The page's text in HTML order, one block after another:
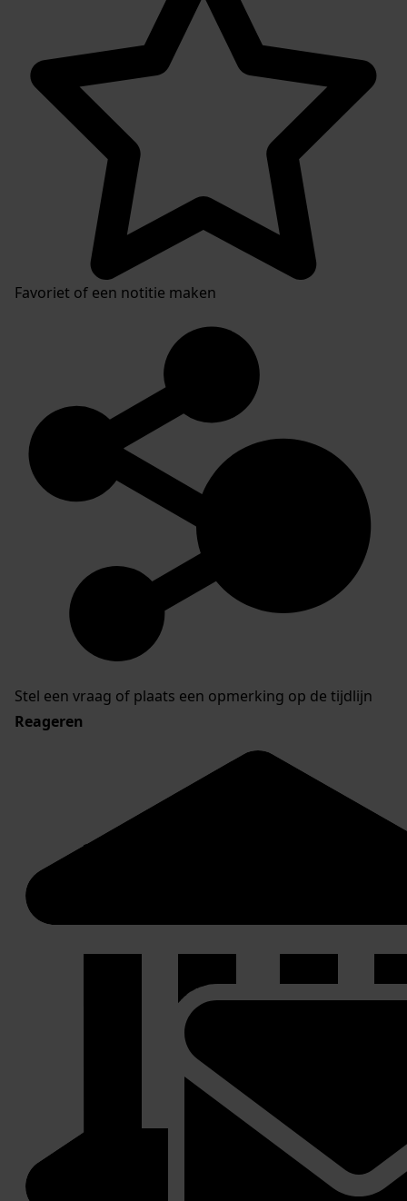
Favoriet of een notitie maken
Stel een vraag of plaats een opmerking op de tijdlijn
Reageren